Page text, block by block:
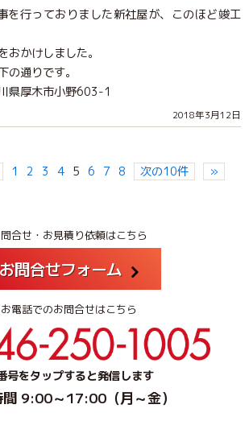
を行っておりました新社屋が、このほど竣工
おかけしました。
の通りです。
厚木市小野603-1
2018年3月12日
1 2 3 4 5 6 7 8 次の10件 »
合せ・お見積り依頼はこちら
お問合せフォーム
お電話でのお問合せはこちら
号をタップすると発信します
間 9:00～17:00（月～金）